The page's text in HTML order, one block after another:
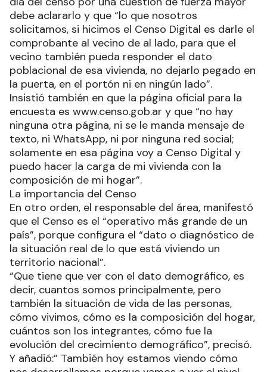
debe aclararlo y que “lo que nosotros
solicitamos, si hicimos el Censo Digital es darle el
comprobante al vecino de al lado, para que el
vecino también pueda responder el dato
poblacional de esa vivienda, no dejarlo pegado en
la puerta, en el portón ni en ningún lado”.
Insistió también en que la página oficial para la
encuesta es www.censo.gob.ar y que “no hay
ninguna otra página, ni se le manda mensaje de
texto, ni WhatsApp, ni por ninguna red social;
solamente en esa página voy a Censo Digital y
puedo hacer la carga de mi vivienda con la
composición de mi hogar”.
La importancia del Censo
En otro orden, el responsable del área, manifestó
que el Censo es el “operativo más grande de un
país”, porque configura el “dato o diagnóstico de
la situación real de lo que está viviendo un
territorio nacional”.
“Que tiene que ver con el dato demográfico, es
decir, cuantos somos principalmente, pero
también la situación de vida de las personas,
cómo vivimos, cómo es la composición del hogar,
cuántos son los integrantes, cómo fue la
evolución del crecimiento demográfico”, precisó.
Y añadió:” También hoy estamos viendo cómo